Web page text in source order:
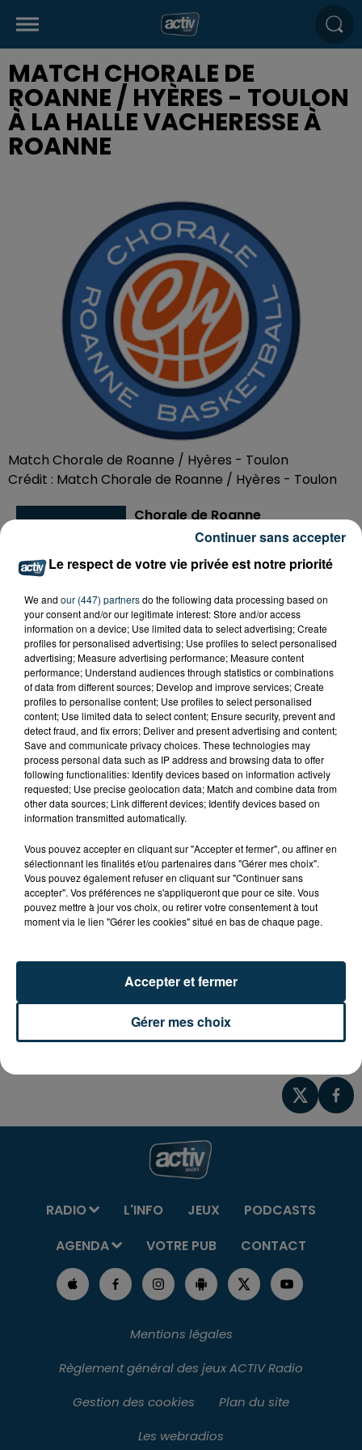
MATCH CHORALE DE
ROANNE / HYÈRES - TOULON
À LA HALLE VACHERESSE À
ROANNE
Match Chorale de Roanne / Hyères - Toulon
Crédit : Match Chorale de Roanne / Hyères - Toulon
Chorale de Roanne
https://www.chorale-
roanne.com/
Ajouter à votre calendrier
Date
du12 décembre 2025 à 20h00
au12 décembre 2025 à 23h00
Lieu
Halle André Vacheresse
42300 Roanne
Tarif Payant
les Choraliens qui affronteront l'équipe de Hyères -
Toulon, à la Halle André Vacheresse à Roanne, dans le
cadre de la 14ème journée du championnat Elite 2.
Infos et billetteriechorale-roanne.com
RADIO L'INFO JEUX
PODCASTS
AGENDA
VOTRE PUB CONTACT
Mentions légales
Règlement général des jeux ACTIV Radio
Gestion des cookies
Plan du site
Les webradios
Le respect de votre vie privée est notre priorité
We and our (447) partnersdo the following data processing based on
your consent and/or our legitimate interest: Store and/or access
information on a device; Use limited data to select advertising; Create
profiles for personalised advertising; Use profiles to select personalised
advertising; Measure advertising performance; Measure content
performance; Understand audiences through statistics or combinations
of data from different sources; Develop and improve services; Create
profiles to personalise content; Use profiles to select personalised
content; Use limited data to select content; Ensure security, prevent and
detect fraud, and fix errors; Deliver and present advertising and content;
Save and communicate privacy choices. These technologies may
process personal data such as IP address and browsing data to offer
following functionalities: Identify devices based on information actively
requested; Use precise geolocation data; Match and combine data from
other data sources; Link different devices; Identify devices based on
information transmitted automatically.
Vous pouvez accepter en cliquant sur "Accepter et fermer", ou affiner en
sélectionnant les finalités et/ou partenaires dans "Gérer mes choix".
Vous pouvez également refuser en cliquant sur "Continuer sans
accepter". Vos préférences ne s'appliqueront que pour ce site. Vous
pouvez mettre à jour vos choix, ou retirer votre consentement à tout
moment via le lien "Gérer les cookies" situé en bas de chaque page.
Gérer mes choix
Accepter et fermer
Continuer sans accepter